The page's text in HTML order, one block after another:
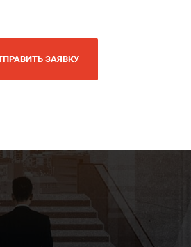
ЗАЯВКУ